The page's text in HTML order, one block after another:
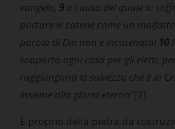
vangelo, 9 a causa del quale io
portare le catene come un
parola di Dio non è incatenata! 10
sopporto ogni cosa per gli eletti,
raggiungano la salvezza che è in
insieme alla gloria eterna“[2].
È proprio della pietra da